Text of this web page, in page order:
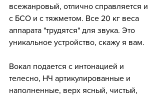
всежанровый, отлично справляется и
с БСО и с тяжметом. Все 20 кг веса
аппарата "трудятся" для звука. Это
уникальное устройство, скажу я вам.
Вокал подается с интонацией и
телесно, НЧ артикулированные и
наполненные, верх ясный, чистый,